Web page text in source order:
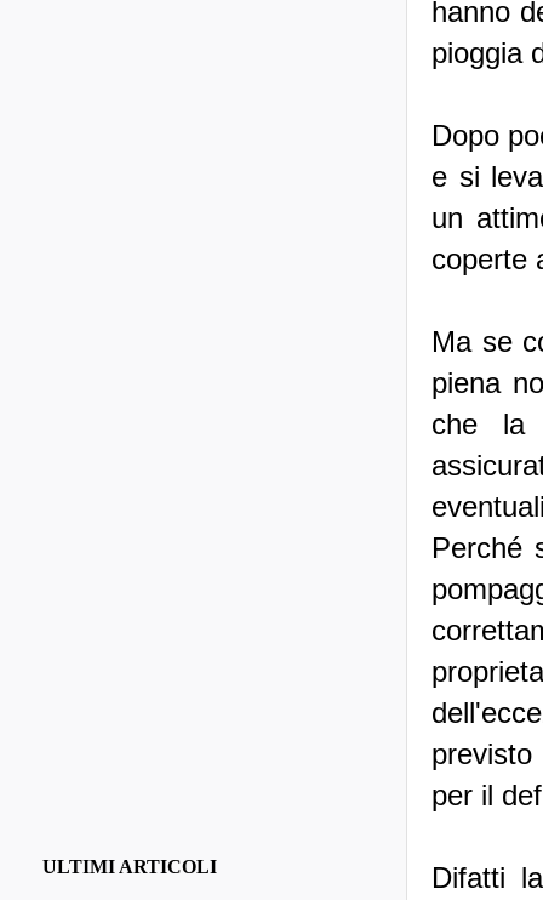
hanno
pioggia
Dopo
e si
un
coperte
Ma se
piena
che la
Perché
per il
Difatti
ULTIMI ARTICOLI